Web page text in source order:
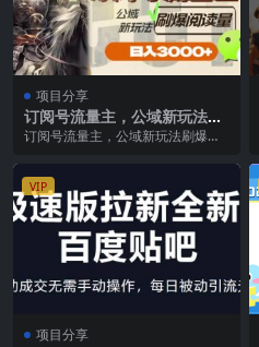
项目分享
订阅号流量主，公域新玩法刷
爆阅读量，日入3000
订阅号流量主，公域新玩法刷爆阅
VIP
项目分享